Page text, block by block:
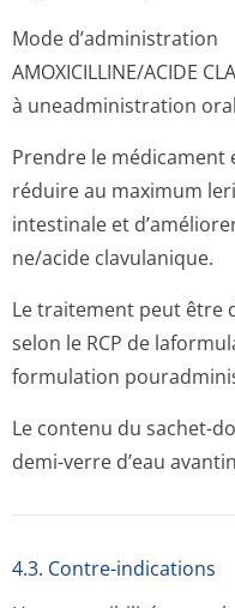
Mode d’administration
AMOXICILLINE/ACIDE
à uneadministra­tion
Prendre le médicament
réduire au maximum
intestinale et
ne/acide clavulanique.
Le traitement peut être
selon le RCP de
formulation
Le contenu du sachet-
demi-verre d’eau
4.3. Contre-indications